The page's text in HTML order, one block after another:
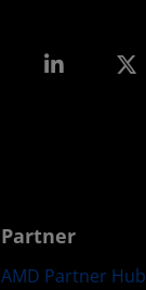
LinkedIn
Partner
AMD Partner Hub